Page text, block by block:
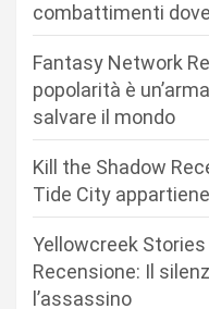
combattimenti
Fantasy Network
popolarità è
salvare il mondo
Kill the Shadow
Tide City
Yellowcreek
Recensione: Il
l’assassino